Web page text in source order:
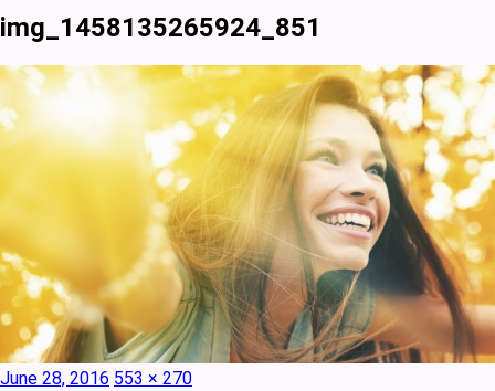
КАМПАЊИ
ЧПП
img_1458135265924_851
Posted
June 28, 2016 Full
553 × 270